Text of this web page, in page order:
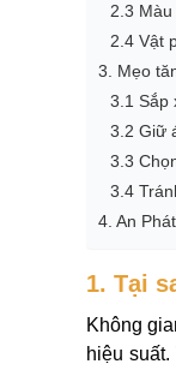
2.3
2.4 Vật
3. Mẹo
3.1 Sắp
3.2 Giữ
3.3
3.4
4. An
1. Tại
Không
hiệu